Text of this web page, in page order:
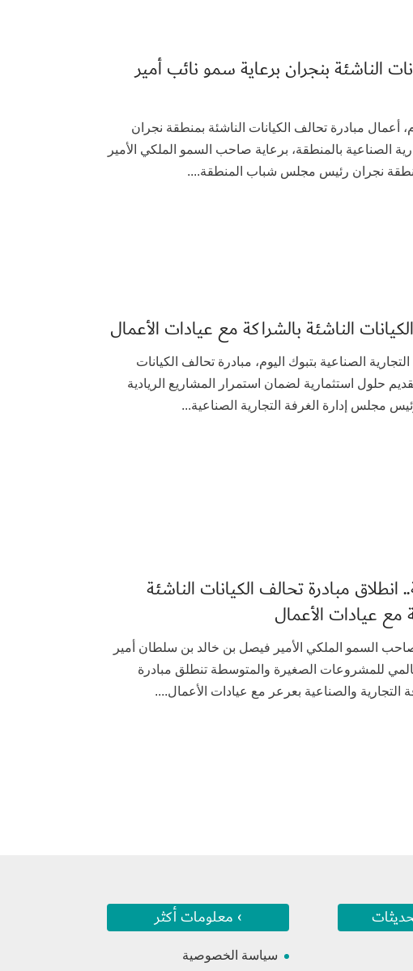
الناشئة بنجران برعاية سمو نائب أمير
2020 انطلقت اليوم، أعمال مبادرة تحالف الكيانات الناشئة بمنطقة نجران
الصناعية بالمنطقة، برعاية صاحب السمو الملكي الأمير
نجران رئيس مجلس شباب المنطقة....
الناشئة بالشراكة مع عيادات الأعمال
2020 دشنت الغرفة التجارية الصناعية بتبوك اليوم، مبادرة تحالف الكيانات
حلول استثمارية لضمان استمرار المشاريع الريادية
مجلس إدارة الغرفة التجارية الصناعية...
انطلاق مبادرة تحالف الكيانات الناشئة
مع عيادات الأعمال
2020 تحت رعاية صاحب السمو الملكي الأمير فيصل بن خالد بن سلطان أمير
للمشروعات الصغيرة والمتوسطة تنطلق مبادرة
التجارية والصناعية بعرعر مع عيادات الأعمال....
› معلومات أكثر
سياسة الخصوصية